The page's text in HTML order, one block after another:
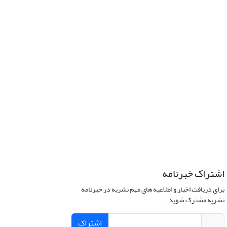
اشتراک خبرنامه
برای دریافت اخبار و اطلاعیه های مهم نشریه در خبرنامه
نشریه مشترک شوید.
اشتراک